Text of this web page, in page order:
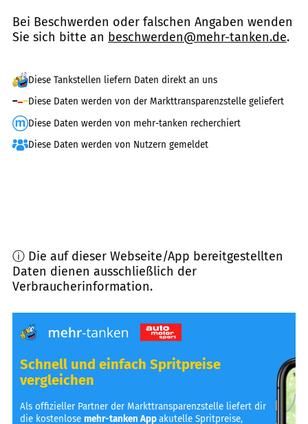
Bei Beschwerden oder falschen Angaben wenden
Sie sich bitte an beschwerden@mehr-tanken.de.
Diese Tankstellen liefern Daten direkt an uns
Diese Daten werden von der Markttransparenzstelle geliefert
Diese Daten werden von mehr-tanken recherchiert
Diese Daten werden von Nutzern gemeldet
ⓘ Die auf dieser Webseite/App bereitgestellten
Daten dienen ausschließlich der
Verbraucherinformation.
Schnell und einfach Spritpreise
vergleichen
Als offizieller Partner der Markttransparenzstelle liefert dir
die kostenlosemehr-tanken Appakutelle Spritpreise,